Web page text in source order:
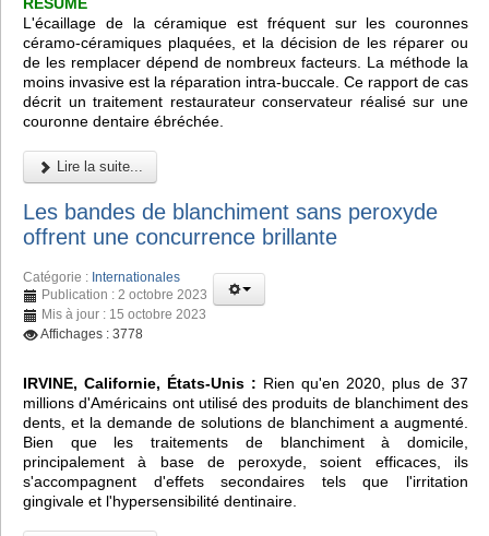
L'écaillage de la céramique est fréquent sur les couronnes
céramo-céramiques plaquées, et la décision de les réparer ou
de les remplacer dépend de nombreux facteurs. La méthode la
moins invasive est la réparation intra-buccale. Ce rapport de cas
décrit un traitement restaurateur conservateur réalisé sur une
couronne dentaire ébréchée.
Lire la suite...
Les bandes de blanchiment sans peroxyde
offrent une concurrence brillante
Catégorie : Internationales
Publication : 2 octobre 2023
Mis à jour : 15 octobre 2023
Affichages : 3778
IRVINE, Californie, États-Unis : Rien qu'en 2020, plus de 37
millions d'Américains ont utilisé des produits de blanchiment des
dents, et la demande de solutions de blanchiment a augmenté.
Bien que les traitements de blanchiment à domicile,
principalement à base de peroxyde, soient efficaces, ils
s'accompagnent d'effets secondaires tels que l'irritation
gingivale et l'hypersensibilité dentinaire.